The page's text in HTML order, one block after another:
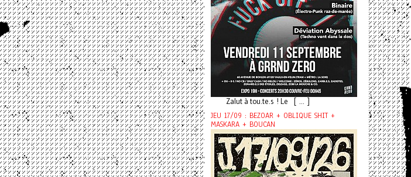
Zalut à tou.te.s ! Le [ ... ]
JEU 17/09 : BEZOAR + OBLIQUE SHIT +
MASKARA + BOUCAN